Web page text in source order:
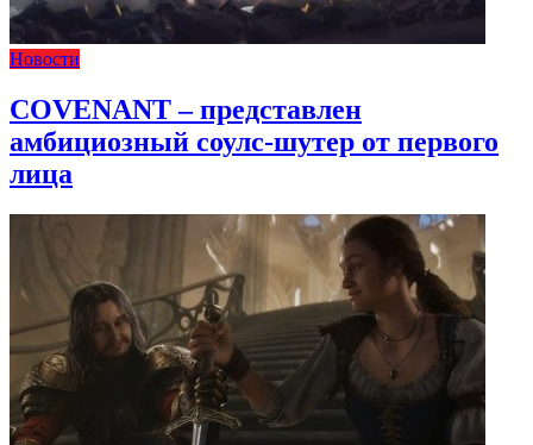
Новости
COVENANT – представлен
амбициозный соулс-шутер от первого
лица